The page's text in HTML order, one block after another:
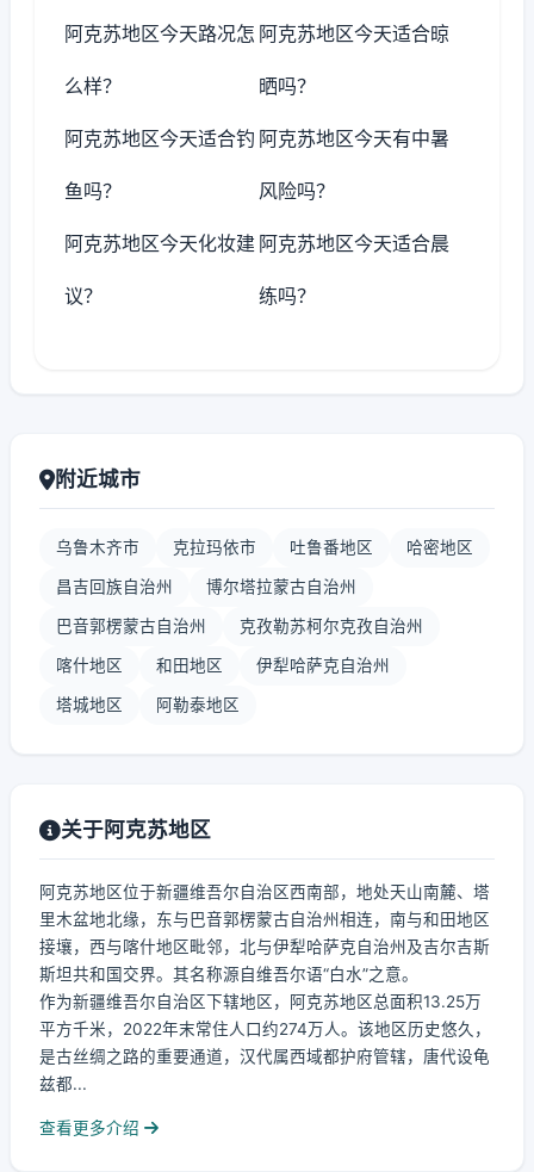
阿克苏地区今天路况怎
么样？
阿克苏地区今天适合晾
晒吗？
阿克苏地区今天适合钓
鱼吗？
阿克苏地区今天有中暑
风险吗？
阿克苏地区今天化妆建
议？
阿克苏地区今天适合晨
练吗？
附近城市
乌鲁木齐市 克拉玛依市 吐鲁番地区 哈密地区
昌吉回族自治州 博尔塔拉蒙古自治州
巴音郭楞蒙古自治州 克孜勒苏柯尔克孜自治州
喀什地区 和田地区 伊犁哈萨克自治州
塔城地区 阿勒泰地区
关于阿克苏地区
阿克苏地区位于新疆维吾尔自治区西南部，地处天山南麓、塔
里木盆地北缘，东与巴音郭楞蒙古自治州相连，南与和田地区
接壤，西与喀什地区毗邻，北与伊犁哈萨克自治州及吉尔吉斯
斯坦共和国交界。其名称源自维吾尔语“白水”之意。
作为新疆维吾尔自治区下辖地区，阿克苏地区总面积13.25万
平方千米，2022年末常住人口约274万人。该地区历史悠久，
是古丝绸之路的重要通道，汉代属西域都护府管辖，唐代设龟
兹都...
查看更多介绍